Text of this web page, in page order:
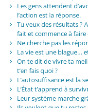
Les gens attendent
l’action est la réponse.
Tu veux des résultats ?
fait et commence à
Ne cherche pas les
La vie est une blague…
On te dit de vivre ta
t’en fais quoi ?
L’autosuffisance est la
L’État t’apprend à
Leur système marche